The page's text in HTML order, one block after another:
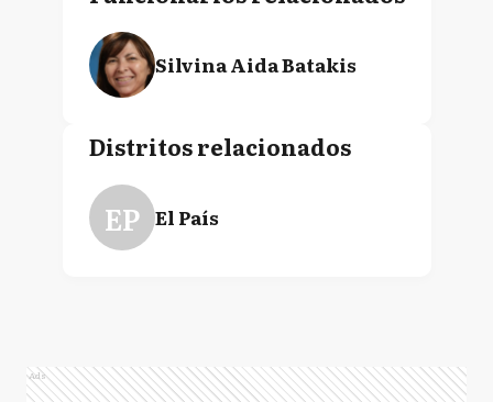
Silvina Aida Batakis
Distritos relacionados
EP El País
Ads